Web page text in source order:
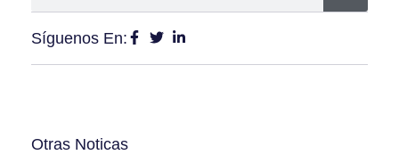
Síguenos En:
Otras Noticas